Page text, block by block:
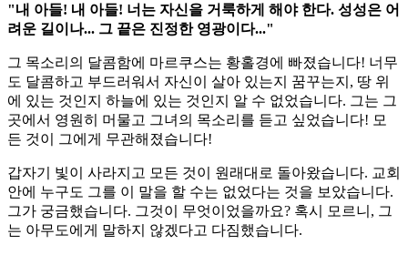
"내 아들! 내 아들! 너는 자신을 거룩하게 해야 한다. 성성은 어
려운 길이나... 그 끝은 진정한 영광이다..."
그 목소리의 달콤함에 마르쿠스는 황홀경에 빠졌습니다! 너무
도 달콤하고 부드러워서 자신이 살아 있는지 꿈꾸는지, 땅 위
에 있는 것인지 하늘에 있는 것인지 알 수 없었습니다. 그는 그
곳에서 영원히 머물고 그녀의 목소리를 듣고 싶었습니다! 모
든 것이 그에게 무관해졌습니다!
갑자기 빛이 사라지고 모든 것이 원래대로 돌아왔습니다. 교회
안에 누구도 그를 이 말을 할 수는 없었다는 것을 보았습니다.
그가 궁금했습니다. 그것이 무엇이었을까요? 혹시 모르니, 그
는 아무도에게 말하지 않겠다고 다짐했습니다.